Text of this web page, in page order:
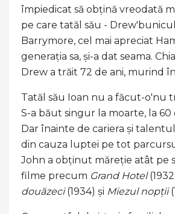
împiedicat să obțină vreodată
pe care tatăl său -
Barrymore, cel mai apreciat
generația sa, și-a dat seama.
Drew a trăit 72 de ani, murind
Tatăl său Ioan nu a făcut-o'nu
S-a băut singur la moarte, la 60
Dar înainte de cariera și
din cauza luptei pe tot
John a obținut măreție atât pe
filme precum Grand Hotel
douăzeci(1934) și Miezul nopţii